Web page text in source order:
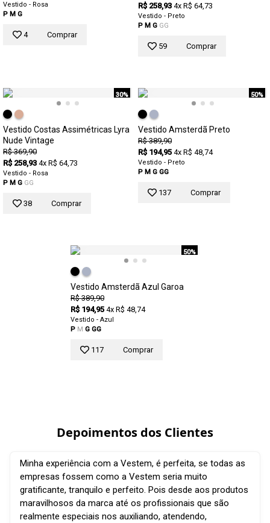
Vestido - Rosa
P M G
4 Comprar
R$ 258,93 4x R$ 64,73
Vestido - Preto
P M G GG
59 Comprar
30%
Vestido Costas Assimétricas Lyra
Nude Vintage
R$ 369,90
R$ 258,93 4x R$ 64,73
Vestido - Rosa
P M G GG
38 Comprar
50%
Vestido Amsterdã Preto
R$ 389,90
R$ 194,95 4x R$ 48,74
Vestido - Preto
P M G GG
137 Comprar
50%
Vestido Amsterdã Azul Garoa
R$ 389,90
R$ 194,95 4x R$ 48,74
Vestido - Azul
P M G GG
117 Comprar
Depoimentos dos Clientes
Minha experiência com a Vestem, é perfeita, se todas as
empresas fossem como a Vestem seria muito
gratificante, tranquilo e perfeito. Pois desde aos produtos
maravilhosos da marca até os profissionais que são
realmente especiais nos auxiliando, atendendo,